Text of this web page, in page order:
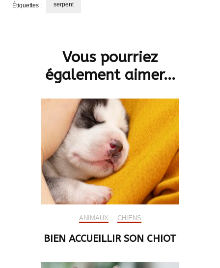
Étiquettes : serpent
Vous pourriez
également aimer...
ANIMAUX CHIENS
BIEN ACCUEILLIR SON CHIOT